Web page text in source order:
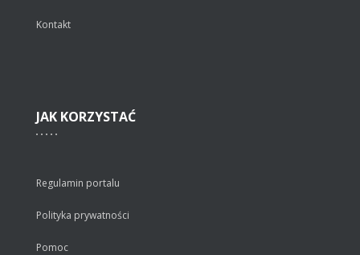
Kontakt
JAK KORZYSTAĆ
Regulamin portalu
Polityka prywatności
Pomoc